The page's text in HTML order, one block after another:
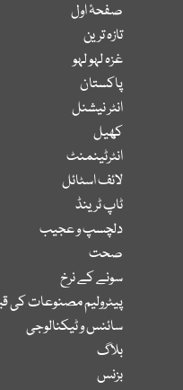
صفحۂ اول
تازہ ترین
غزہ لہو لہو
پاکستان
انٹر نیشنل
کھیل
انٹرٹینمنٹ
لائف اسٹائل
ٹاپ ٹرینڈ
دلچسپ و عجیب
صحت
سونے کے نرخ
پیٹرولیم مصنوعات کی
سائنس و ٹیکنالوجی
بلاگ
بزنس